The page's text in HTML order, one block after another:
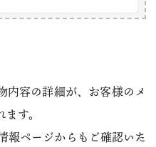
内容の詳細が、お客様のメ
す。
報ページからもご確認いた